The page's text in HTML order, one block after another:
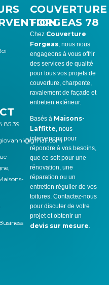
85 39
COUVERTURE
FORGEAS 78
Chez Couverture
Forgeas, nous nous
engageons à vous offrir
des services de qualité
pour tous vos projets de
couverture, charpente,
ravalement de façade et
entretien extérieur.
Basés à Maisons-
Laffitte, nous
intervenons pour
répondre à vos besoins,
que ce soit pour une
rénovation, une
réparation ou un
entretien régulier de vos
toitures. Contactez-nous
pour discuter de votre
projet et obtenir un
devis sur mesure.